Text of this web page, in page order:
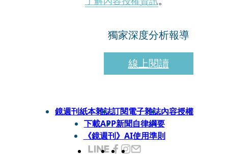
獨家深度分析報導
線上閱讀
鏡週刊紙本雜誌訂閱電子雜誌內容授權
下載APP新聞自律綱要
《鏡週刊》AI使用準則